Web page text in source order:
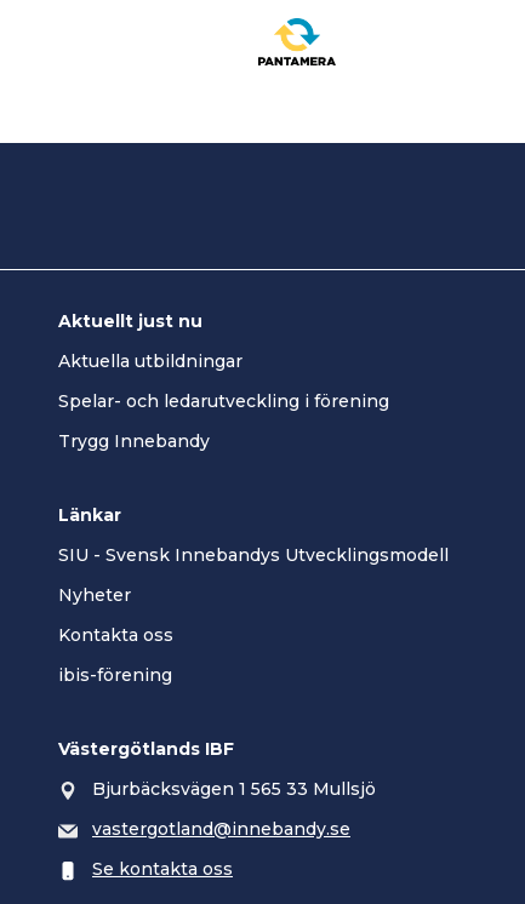
Aktuellt just nu
Aktuella utbildningar
Spelar- och ledarutveckling i förening
Trygg Innebandy
Länkar
SIU - Svensk Innebandys Utvecklingsmodell
Nyheter
Kontakta oss
ibis-förening
Västergötlands IBF
Bjurbäcksvägen 1 565 33 Mullsjö
vastergotland@innebandy.se
Se kontakta oss